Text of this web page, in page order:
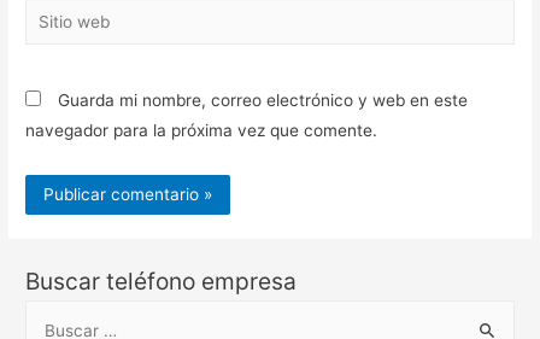
Sitio
Guarda mi nombre, correo electrónico y web en este
navegador para la próxima vez que comente.
Buscar teléfono empresa